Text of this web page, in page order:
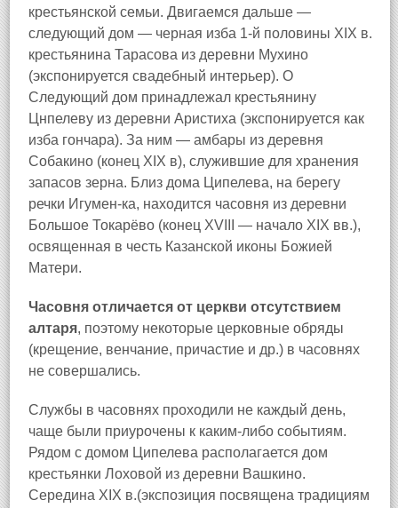
крестьянской семьи. Двигаемся дальше —
следующий дом — черная изба 1-й половины XIX в.
крестьянина Тарасова из деревни Мухино
(экспонируется свадебный интерьер). О
Следующий дом принадлежал крестьянину
Цнпелеву из деревни Аристиха (экспонируется как
изба гончара). За ним — амбары из деревня
Собакино (конец XIX в), служившие для хранения
запасов зерна. Близ дома Ципелева, на берегу
речки Игумен-ка, находится часовня из деревни
Большое Токарёво (конец XVIII — начало XIX вв.),
освященная в честь Казанской иконы Божией
Матери.
Часовня отличается от церкви отсутствием
алтаря, поэтому некоторые церковные обряды
(крещение, венчание, причастие и др.) в часовнях
не совершались.
Службы в часовнях проходили не каждый день,
чаще были приурочены к каким-либо событиям.
Рядом с домом Ципелева располагается дом
крестьянки Лоховой из деревни Вашкино.
Середина XIX в.(экспозиция посвящена традициям